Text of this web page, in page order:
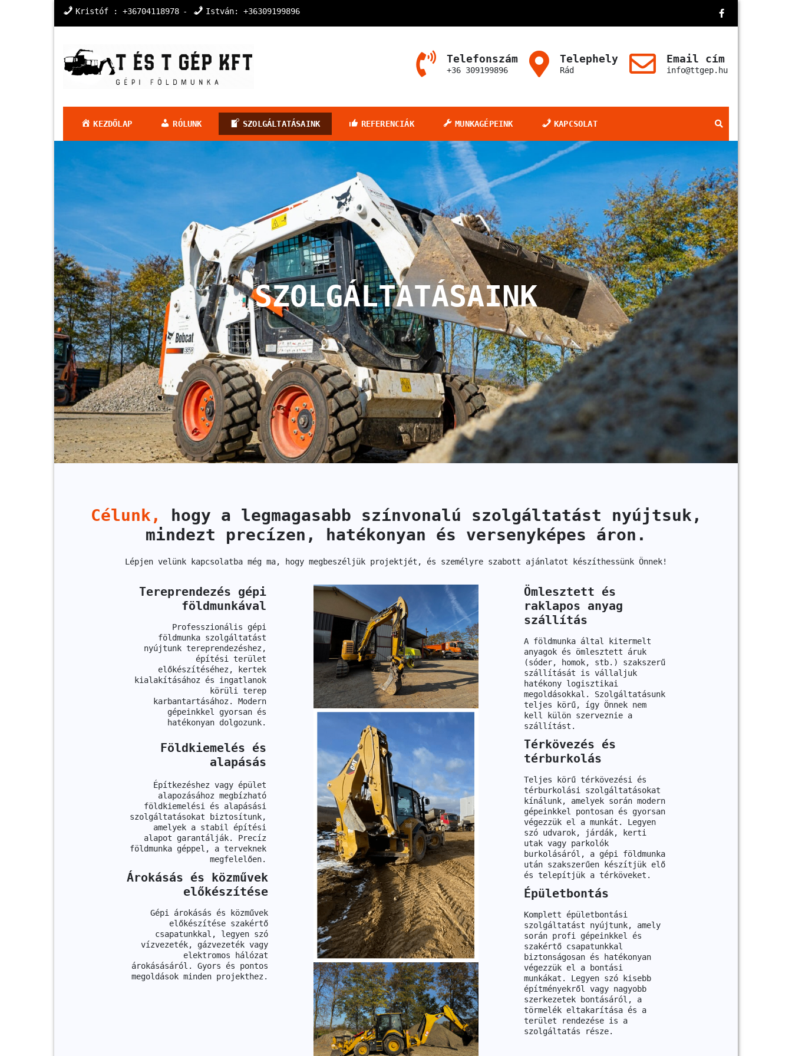
Skip
content
Kristóf : +36704118978 István: +36309199896
T és T Gép Kft
Telefonszám
+36 309199896
Telephely
Rád
Email cím
info@ttgep.hu
KEZDŐLAP RÓLUNK SZOLGÁLTATÁSAINK REFERENCIÁK MUNKAGÉPEINK KAPCSOLAT
SZOLGÁLTATÁSAINK
Célunk,
hogy a legmagasabb színvonalú szolgáltatást nyújtsuk,
mindezt precízen, hatékonyan és versenyképes áron.
Lépjen velünk kapcsolatba még ma, hogy megbeszéljük projektjét, és személyre szabott ajánlatot készíthessünk Önnek!
Tereprendezés gépi
földmunkával
Professzionális gépi
földmunka szolgáltatást
nyújtunk tereprendezéshez,
építési terület
előkészítéséhez, kertek
kialakításához és ingatlanok
körüli terep
karbantartásához. Modern
gépeinkkel gyorsan és
hatékonyan dolgozunk.
Földkiemelés és
alapásás
Építkezéshez vagy épület
alapozásához megbízható
földkiemelési és alapásási
szolgáltatásokat biztosítunk,
amelyek a stabil építési
alapot garantálják. Precíz
földmunka géppel, a terveknek
megfelelően.
Árokásás és közművek
előkészítése
Gépi árokásás és közművek
előkészítése szakértő
csapatunkkal, legyen szó
vízvezeték, gázvezeték vagy
elektromos hálózat
árokásásáról. Gyors és pontos
megoldások minden projekthez.
Ömlesztett és
raklapos anyag
szállítás
A földmunka által kitermelt
anyagok és ömlesztett áruk
(sóder, homok, stb.) szakszerű
szállítását is vállaljuk
hatékony logisztikai
megoldásokkal. Szolgáltatásunk
teljes körű, így Önnek nem
kell külön szerveznie a
szállítást.
Térkövezés és
térburkolás
Teljes körű térkövezési és
térburkolási szolgáltatásokat
kínálunk, amelyek során modern
gépeinkkel pontosan és gyorsan
végezzük el a munkát. Legyen
szó udvarok, járdák, kerti
utak vagy parkolók
burkolásáról, a gépi földmunka
után szakszerűen készítjük elő
és telepítjük a térköveket.
Épületbontás
Komplett épületbontási
szolgáltatást nyújtunk, amely
során profi gépeinkkel és
szakértő csapatunkkal
biztonságosan és hatékonyan
végezzük el a bontási
munkákat. Legyen szó kisebb
építményekről vagy nagyobb
szerkezetek bontásáról, a
törmelék eltakarítása és a
terület rendezése is a
szolgáltatás része.